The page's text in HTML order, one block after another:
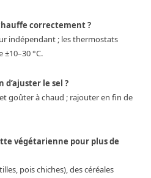
correctement ?
indépendant ; les thermostats
°C.
le sel ?
goûter à chaud ; rajouter en fin de
végétarienne pour plus de
pois chiches), des céréales